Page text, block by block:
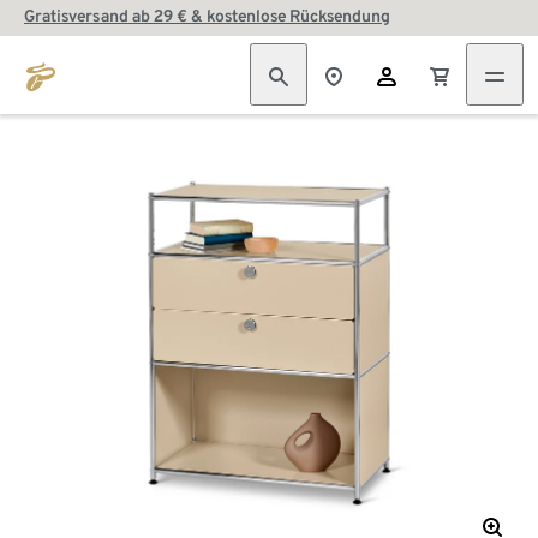
Gratisversand ab 29 € & kostenlose Rücksendung